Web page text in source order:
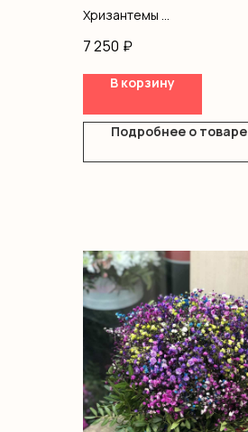
Хризантемы
7 250 ₽
В корзину
Подробнее о товаре